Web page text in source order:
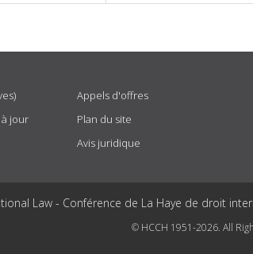
jour
Appels d'offres
Plan du site
Avis juridique
Law - Conférence de La Haye de droit
© HCCH 1951-2026. All